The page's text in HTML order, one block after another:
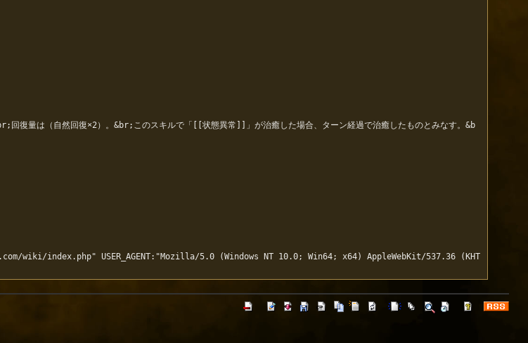
復量は（自然回復×2）。&br;このスキルで「[[状態異常]]」が治癒した場合、ターン経過で治癒したものとみなす。&b
wiki/index.php" USER_AGENT:"Mozilla/5.0 (Windows NT 10.0; Win64; x64) AppleWebKit/537.36 (KHT